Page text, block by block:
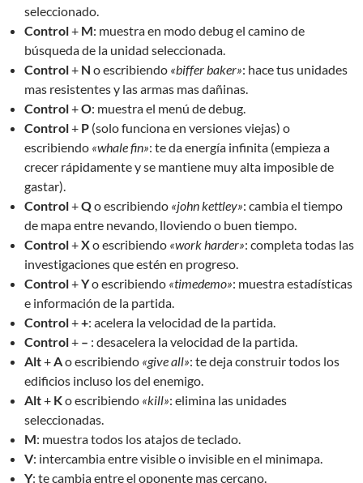
seleccionado.
Control+ M: muestra en modo debug el camino de
búsqueda de la unidad seleccionada.
Control+ N o escribiendo «biffer baker»: hace tus unidades
mas resistentes y las armas mas dañinas.
Control+O: muestra el menú de debug.
Control+ P (solo funciona en versiones viejas) o
escribiendo «whale fin»: te da energía infinita (empieza a
crecer rápidamente y se mantiene muy alta imposible de
gastar).
Control+Qo escribiendo «john kettley»: cambia el tiempo
de mapa entre nevando, lloviendo o buen tiempo.
Control+Xo escribiendo «work harder»: completa todas las
investigaciones que estén en progreso.
Control+Yo escribiendo «timedemo»: muestra estadísticas
e información de la partida.
Control++: acelera la velocidad de la partida.
Control+ – : desacelera la velocidad de la partida.
Alt+Ao escribiendo «give all»: te deja construir todos los
edificios incluso los del enemigo.
Alt+ Ko escribiendo «kill»: elimina las unidades
seleccionadas.
M: muestra todos los atajos de teclado.
V: intercambia entre visible o invisible en el minimapa.
Y: te cambia entre el oponente mas cercano.